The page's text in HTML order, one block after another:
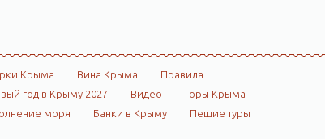
Крыма Вина Крыма
Правила
год в Крыму 2027 Видео
Горы Крыма
моря Банки в Крыму
Пешие туры